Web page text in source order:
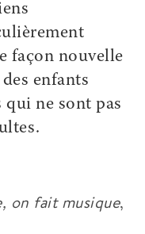
façon nouvelle
enfants
qui ne sont pas
on fait musique,